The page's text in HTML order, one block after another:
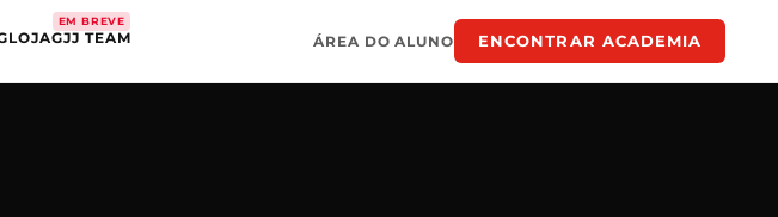
LOJA
EM BREVE
GJJ TEAM ÁREA DO ALUNO ENCONTRAR ACADEMIA